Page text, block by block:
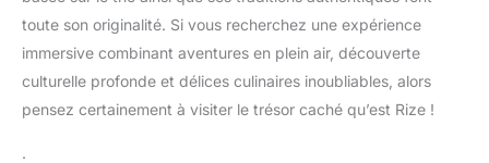
toute son originalité. Si vous recherchez une expérience
immersive combinant aventures en plein air, découverte
culturelle profonde et délices culinaires inoubliables, alors
pensez certainement à visiter le trésor caché qu’est Rize !
.